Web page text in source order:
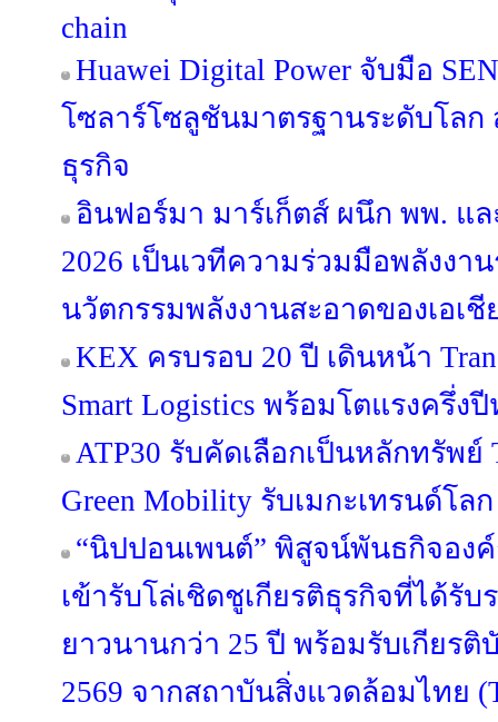
chain
Huawei Digital Power จับมือ
โซลาร์โซลูชันมาตรฐานระดับโล
ธุรกิจ
อินฟอร์มา มาร์เก็ตส์ ผนึก พพ. แล
2026 เป็นเวทีความร่วมมือพลังง
นวัตกรรมพลังงานสะอาดของเอเชี
KEX ครบรอบ 20 ปี เดินหน้า
Smart Logistics พร้อมโตแรงครึ่งปี
ATP30 รับคัดเลือกเป็นหลักทรัพย์
Green Mobility รับเมกะเทรนด์โลก
“นิปปอนเพนต์” พิสูจน์พันธกิจอง
เข้ารับโล่เชิดชูเกียรติธุรกิจที่ได้รับ
ยาวนานกว่า 25 ปี พร้อมรับเกียรติ
2569 จากสถาบันสิ่งแวดล้อมไทย